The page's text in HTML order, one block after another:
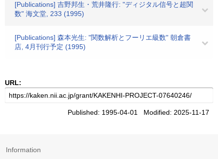
[Publications] 吉野邦生・荒井隆行: "ディジタル信号と超関
数" 海文堂, 233 (1995)
[Publications] 森本光生: "関数解析とフーリエ級数" 朝倉書
店, 4月刊行予定 (1995)
URL:
Published: 1995-04-01 Modified: 2025-11-17
Information